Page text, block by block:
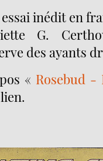
inédit en
G.
des ayants
« Rosebud -